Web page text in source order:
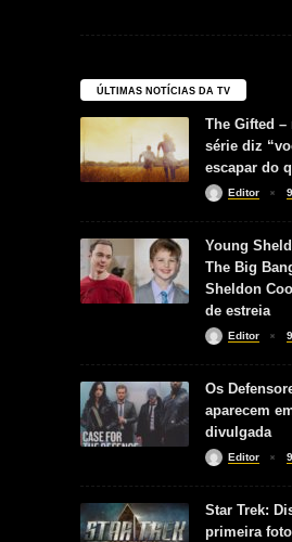
ÚLTIMAS NOTÍCIAS DA TV
The Gifted –
série diz
escapar do
Editor
Young
The Big
Sheldon
de estreia
Editor
Os
aparecem
divulgada
Editor
Star Trek:
primeira